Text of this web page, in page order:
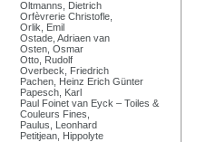
Oltmanns, Dietrich
Orfèvrerie Christofle,
Orlik, Emil
Ostade, Adriaen van
Osten, Osmar
Otto, Rudolf
Overbeck, Friedrich
Pachen, Heinz Erich Günter
Papesch, Karl
Paul Foinet van Eyck – Toiles &
Couleurs Fines,
Paulus, Leonhard
Petitjean, Hippolyte